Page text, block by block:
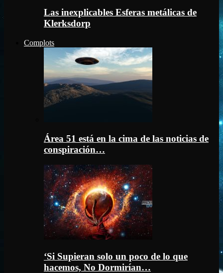
Las inexplicables Esferas metálicas de
Klerksdorp
Complots
Área 51 está en la cima de las noticias de
conspiración…
‘Si Supieran solo un poco de lo que
hacemos, No Dormirían…